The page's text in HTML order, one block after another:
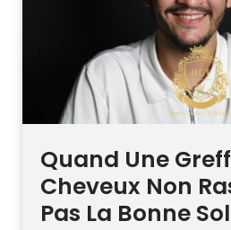
Quand Une
Cheveux Non
Pas La Bonne